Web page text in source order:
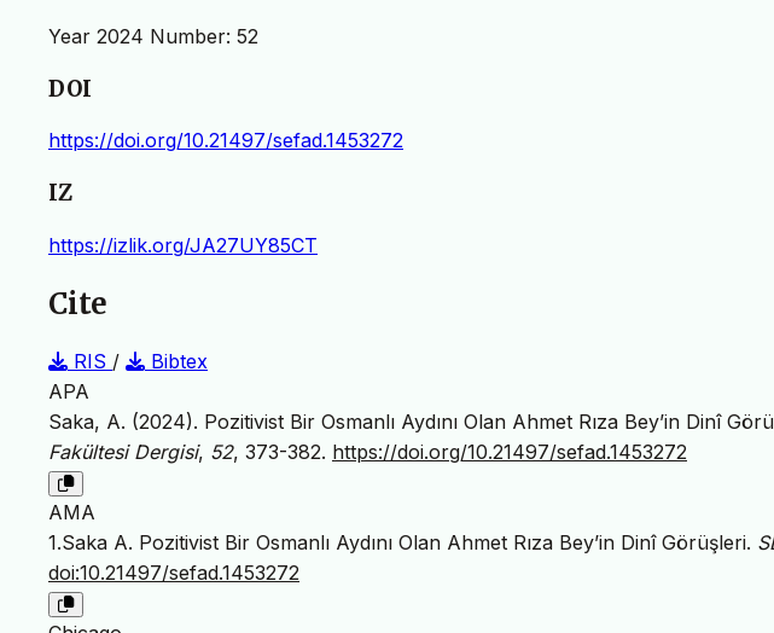
Year 2024 Number: 52
DOI
https://doi.org/10.21497/sefad.1453272
IZ
https://izlik.org/JA27UY85CT
Cite
RIS /
Bibtex
APA
Saka, A. (2024). Pozitivist Bir Osmanlı Aydını Olan Ahmet Rıza Bey’in Dinî
Fakültesi Dergisi, 52, 373-382. https://doi.org/10.21497/sefad.1453272
AMA
1.Saka A. Pozitivist Bir Osmanlı Aydını Olan Ahmet Rıza Bey’in Dinî Görüşleri.
doi:10.21497/sefad.1453272